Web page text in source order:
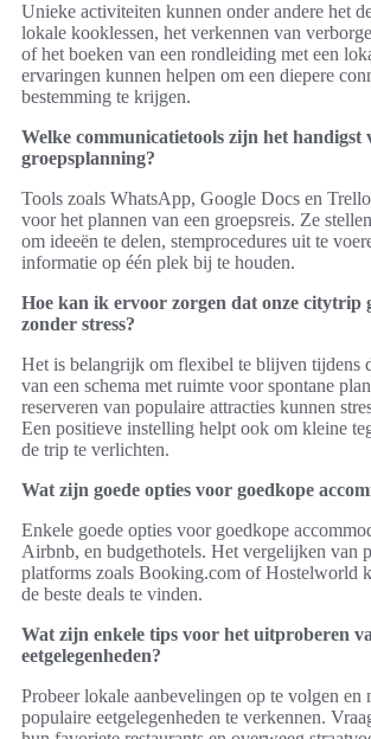
Unieke activiteiten kunnen onder andere het
lokale kooklessen, het verkennen van
of het boeken van een rondleiding met een
ervaringen kunnen helpen om een diepere
bestemming te krijgen.
Welke communicatietools zijn het handigst
groepsplanning?
Tools zoals WhatsApp, Google Docs en
voor het plannen van een groepsreis. Ze
om ideeën te delen, stemprocedures uit te
informatie op één plek bij te houden.
Hoe kan ik ervoor zorgen dat onze citytrip
zonder stress?
Het is belangrijk om flexibel te blijven tijdens
van een schema met ruimte voor spontane
reserveren van populaire attracties kunnen
Een positieve instelling helpt ook om kleine
de trip te verlichten.
Wat zijn goede opties voor goedkope
Enkele goede opties voor goedkope
Airbnb, en budgethotels. Het vergelijken van
platforms zoals Booking.com of Hostelworld
de beste deals te vinden.
Wat zijn enkele tips voor het uitproberen
eetgelegenheden?
Probeer lokale aanbevelingen op te volgen en
populaire eetgelegenheden te verkennen.